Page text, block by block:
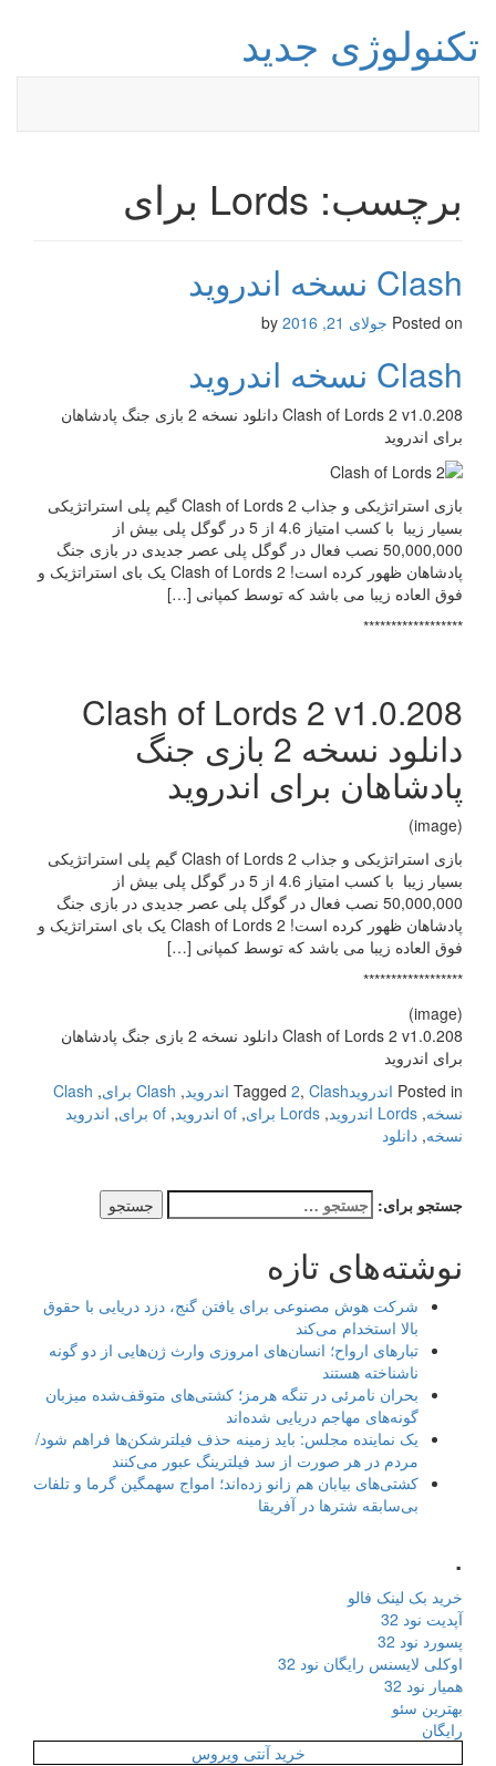
تکنولوژی جدید
برچسب: Lords برای
Clash نسخه اندروید
Posted on جولای 21, 2016
Clash نسخه اندروید
Clash of Lords 2 v1.0.208 دانلود نسخه 2 بازی جنگ پادشاهان
برای اندروید
بازی استراتژیکی و جذاب Clash of Lords 2 گیم پلی استراتژیکی
بسیار زیبا با کسب امتیاز 4.6 از 5 در گوگل پلی بیش از
50,000,000 نصب فعال در گوگل پلی عصر جدیدی در بازی جنگ
پادشاهان ظهور کرده است! Clash of Lords 2 یک بای استراتژیک و
فوق العاده زیبا می باشد که توسط کمپانی […]
******************
Clash of Lords 2 v1.0.208
دانلود نسخه 2 بازی جنگ
پادشاهان برای اندروید
(image)
بازی استراتژیکی و جذاب Clash of Lords 2 گیم پلی استراتژیکی
بسیار زیبا با کسب امتیاز 4.6 از 5 در گوگل پلی بیش از
50,000,000 نصب فعال در گوگل پلی عصر جدیدی در بازی جنگ
پادشاهان ظهور کرده است! Clash of Lords 2 یک بای استراتژیک و
فوق العاده زیبا می باشد که توسط کمپانی […]
******************
(image)
Clash of Lords 2 v1.0.208 دانلود نسخه 2 بازی جنگ پادشاهان
برای اندروید
Posted in اندروید Tagged 2, Clash اندروید , Clash برای ,
Clash
نسخه, Lords اندروید , Lords برای , of اندروید , of برای , اندروید
نسخه, دانلود
جستجو برای:
نوشته‌های تازه
شرکت هوش مصنوعی برای یافتن گنج، دزد دریایی با حقوق
بالا استخدام می‌کند
تبارهای ارواح؛ انسان‌های امروزی وارث ژن‌هایی از دو گونه
ناشناخته هستند
بحران نامرئی در تنگه هرمز؛ کشتی‌های متوقف‌شده میزبان
گونه‌های مهاجم دریایی شده‌اند
یک نماینده مجلس: باید زمینه حذف فیلترشکن‌ها فراهم شود/
مردم در هر صورت از سد فیلترینگ عبور می‌کنند
کشتی‌های بیابان هم زانو زده‌اند؛ امواج سهمگین گرما و تلفات
بی‌سابقه شترها در آفریقا
.
خرید بک لینک فالو
آپدیت نود 32
پسورد نود 32
اوکلی لایسنس رایگان نود 32
همیار نود 32
بهترین سئو
رایگان
خرید آنتی ویروس